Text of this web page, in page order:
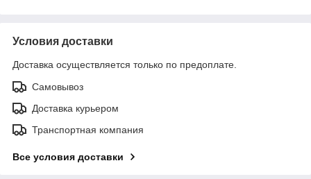
Условия доставки
Доставка осуществляется только по предоплате.
Самовывоз
Доставка курьером
Транспортная компания
Все условия доставки